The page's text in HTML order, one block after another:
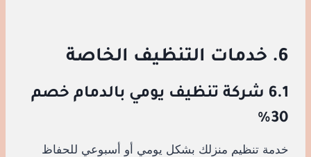
6. خدمات التنظيف الخاصة
6.1 شركة تنظيف يومي بالدمام خصم
30%
خدمة تنظيم منزلك بشكل يومي أو أسبوعي للحفاظ